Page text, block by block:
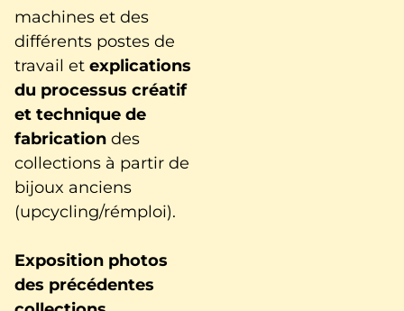
machines et des
différents postes de
travail et explications
du processus créatif
et technique de
fabrication des
collections à partir de
bijoux anciens
(upcycling/rémploi).
Exposition photos
des précédentes